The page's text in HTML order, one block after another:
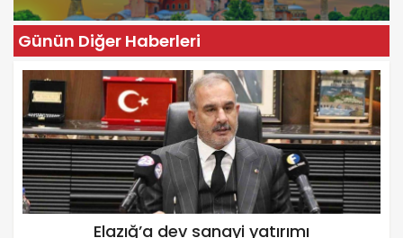
Günün Diğer Haberleri
Elazığ’a dev sanayi yatırımı